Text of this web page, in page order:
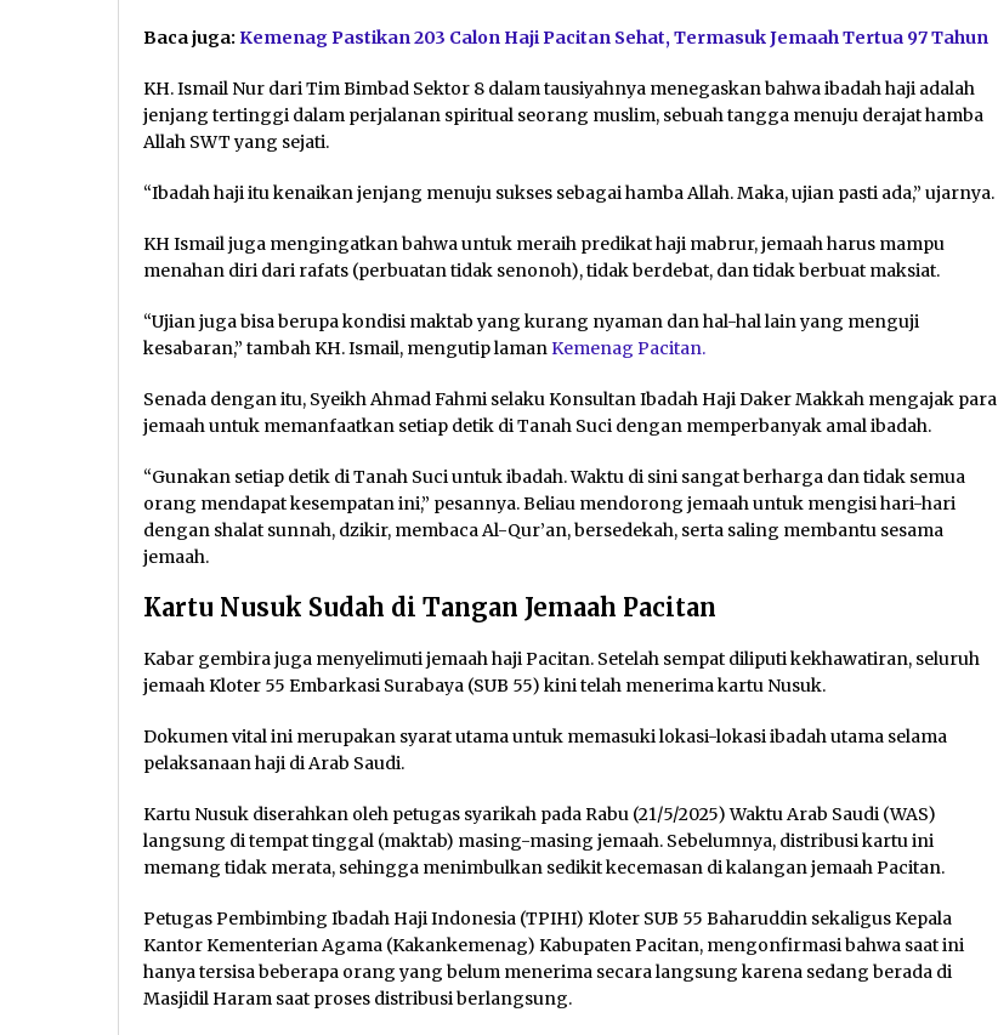
Baca juga: Kemenag Pastikan 203 Calon Haji Pacitan Sehat, Termasuk Jemaah Tertua 97 Tahun
KH. Ismail Nur dari Tim Bimbad Sektor 8 dalam tausiyahnya menegaskan bahwa ibadah haji adalah
jenjang tertinggi dalam perjalanan spiritual seorang muslim, sebuah tangga menuju derajat hamba
Allah SWT yang sejati.
“Ibadah haji itu kenaikan jenjang menuju sukses sebagai hamba Allah. Maka, ujian pasti ada,” ujarnya.
KH Ismail juga mengingatkan bahwa untuk meraih predikat haji mabrur, jemaah harus mampu
menahan diri dari rafats (perbuatan tidak senonoh), tidak berdebat, dan tidak berbuat maksiat.
“Ujian juga bisa berupa kondisi maktab yang kurang nyaman dan hal-hal lain yang menguji
kesabaran,” tambah KH. Ismail, mengutip lamanKemenag Pacitan.
Senada dengan itu, Syeikh Ahmad Fahmi selaku Konsultan Ibadah Haji Daker Makkah mengajak para
jemaah untuk memanfaatkan setiap detik di Tanah Suci dengan memperbanyak amal ibadah.
“Gunakan setiap detik di Tanah Suci untuk ibadah. Waktu di sini sangat berharga dan tidak semua
orang mendapat kesempatan ini,” pesannya. Beliau mendorong jemaah untuk mengisi hari-hari
dengan shalat sunnah, dzikir, membaca Al-Qur’an, bersedekah, serta saling membantu sesama
jemaah.
Kartu Nusuk Sudah di Tangan Jemaah Pacitan
Kabar gembira juga menyelimuti jemaah haji Pacitan. Setelah sempat diliputi kekhawatiran, seluruh
jemaah Kloter 55 Embarkasi Surabaya (SUB 55) kini telah menerima kartu Nusuk.
Dokumen vital ini merupakan syarat utama untuk memasuki lokasi-lokasi ibadah utama selama
pelaksanaan haji di Arab Saudi.
Kartu Nusuk diserahkan oleh petugas syarikah pada Rabu (21/5/2025) Waktu Arab Saudi (WAS)
langsung di tempat tinggal (maktab) masing-masing jemaah. Sebelumnya, distribusi kartu ini
memang tidak merata, sehingga menimbulkan sedikit kecemasan di kalangan jemaah Pacitan.
Petugas Pembimbing Ibadah Haji Indonesia (TPIHI) Kloter SUB 55 Baharuddin sekaligus Kepala
Kantor Kementerian Agama (Kakankemenag) Kabupaten Pacitan, mengonfirmasi bahwa saat ini
hanya tersisa beberapa orang yang belum menerima secara langsung karena sedang berada di
Masjidil Haram saat proses distribusi berlangsung.